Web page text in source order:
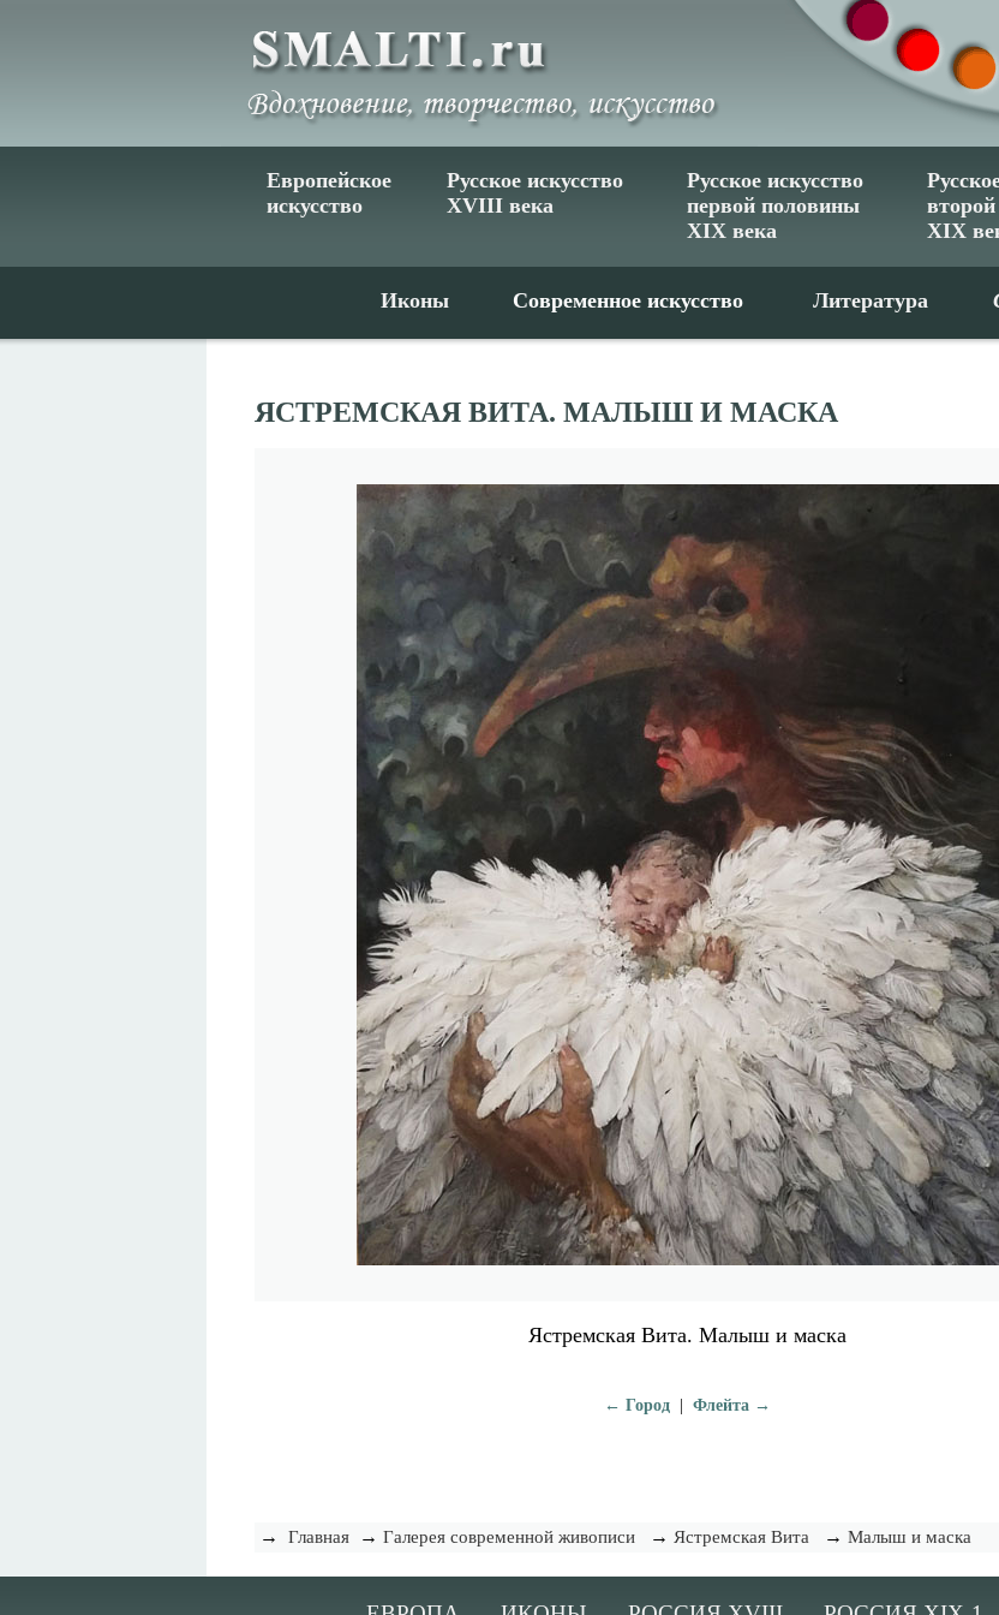
Европейское
искусство
Русское искусство
XVIII века
Русское искусство
первой половины
XIX века
XIX
Иконы Современное искусство Литература
ЯСТРЕМСКАЯ ВИТА. МАЛЫШ И МАСКА
Ястремская Вита. Малыш и маска
← Город| Флейта →
→ Главная → Галерея современной живописи → Ястремская Вита → Малыш и маска